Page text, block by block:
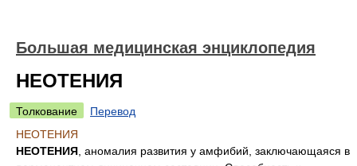
Большая медицинская энциклопедия
НЕОТЕНИЯ
Толкование
Перевод
НЕОТЕНИЯ
НЕОТЕНИЯ , аномалия развития у амфибий, заключающаяся в